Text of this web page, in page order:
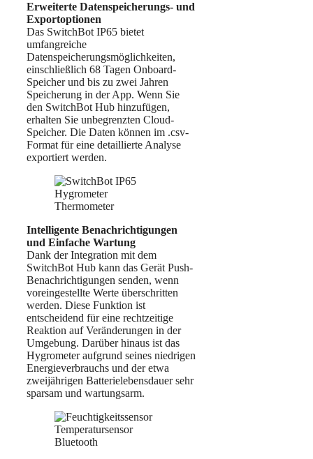
Erweiterte Datenspeicherungs- und
Exportoptionen
Das SwitchBot IP65 bietet
umfangreiche
Datenspeicherungsmöglichkeiten,
einschließlich 68 Tagen Onboard-
Speicher und bis zu zwei Jahren
Speicherung in der App. Wenn Sie
den SwitchBot Hub hinzufügen,
erhalten Sie unbegrenzten Cloud-
Speicher. Die Daten können im .csv-
Format für eine detaillierte Analyse
exportiert werden.
Intelligente Benachrichtigungen
und Einfache Wartung
Dank der Integration mit dem
SwitchBot Hub kann das Gerät Push-
Benachrichtigungen senden, wenn
voreingestellte Werte überschritten
werden. Diese Funktion ist
entscheidend für eine rechtzeitige
Reaktion auf Veränderungen in der
Umgebung. Darüber hinaus ist das
Hygrometer aufgrund seines niedrigen
Energieverbrauchs und der etwa
zweijährigen Batterielebensdauer sehr
sparsam und wartungsarm.